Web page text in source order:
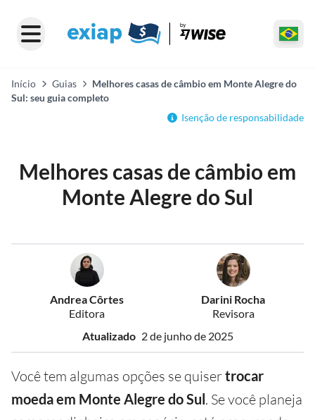
Início Guias
Melhores casas de câmbio em Monte Alegre do
Sul: seu guia completo
Isenção de responsabilidade
Melhores casas de câmbio em
Monte Alegre do Sul
Andrea Côrtes
Editora
Darini Rocha
Revisora
Atualizado 2 de junho de 2025
Você tem algumas opções se quisertrocar
moeda em Monte Alegre do Sul. Se você planeja